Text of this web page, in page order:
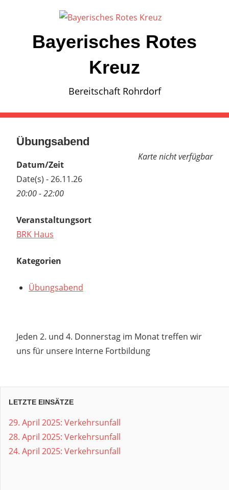
springenBayerisches Rotes
Kreuz
Bereitschaft Rohrdorf
Übungsabend
Karte nicht verfügbar
Datum/Zeit
Date(s) - 26.11.26
20:00 - 22:00
Veranstaltungsort
BRK Haus
Kategorien
Übungsabend
Jeden 2. und 4. Donnerstag im Monat treffen wir
uns für unsere Interne Fortbildung
LETZTE EINSÄTZE
29. April 2025: Verkehrsunfall
28. April 2025: Verkehrsunfall
24. April 2025: Verkehrsunfall